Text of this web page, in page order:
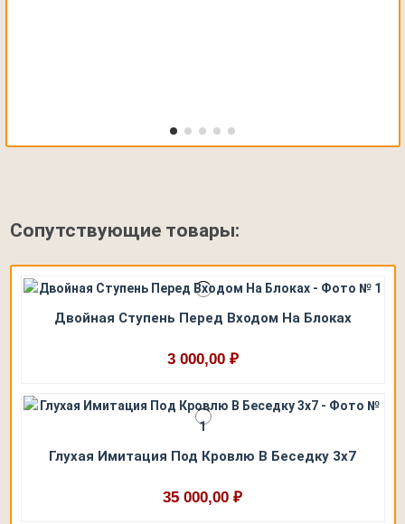
Сопутствующие товары:
Двойная Ступень Перед Входом На Блоках
3 000,00 ₽
Глухая Имитация Под Кровлю В Беседку 3х7
35 000,00 ₽